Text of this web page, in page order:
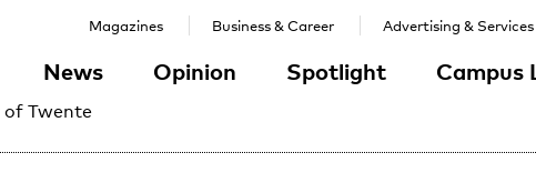
of Twente
News Opinion Spotlight Campus
Magazines Business & Career Advertising & Services